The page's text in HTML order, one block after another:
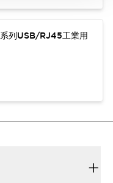
列USB/RJ45工業用